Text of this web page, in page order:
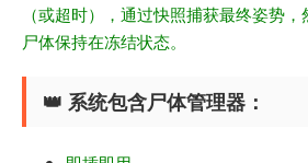
（或超时），通过快照捕获最终姿势
尸体保持在冻结状态。
👑 系统包含尸体管理器：